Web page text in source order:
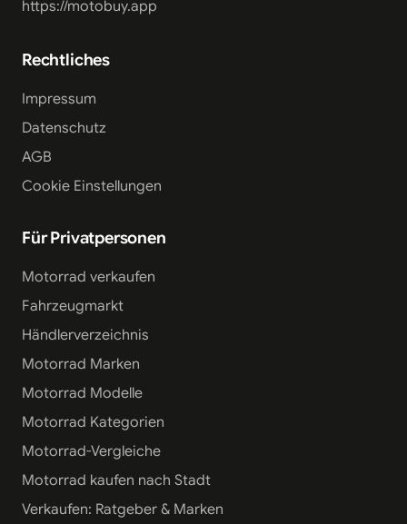
https://motobuy.app
Rechtliches
Impressum
Datenschutz
AGB
Cookie Einstellungen
Für Privatpersonen
Motorrad verkaufen
Fahrzeugmarkt
Händlerverzeichnis
Motorrad Marken
Motorrad Modelle
Motorrad Kategorien
Motorrad-Vergleiche
Motorrad kaufen nach Stadt
Verkaufen: Ratgeber & Marken